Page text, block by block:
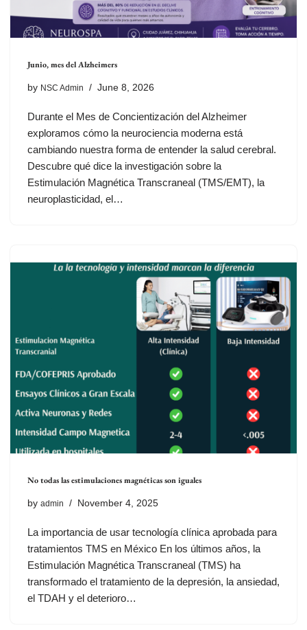
Junio, mes del Alzheimers
by NSC Admin June 8, 2026
Durante el Mes de Concientización del Alzheimer
exploramos cómo la neurociencia moderna está
cambiando nuestra forma de entender la salud cerebral.
Descubre qué dice la investigación sobre la
Estimulación Magnética Transcraneal (TMS/EMT), la
neuroplasticidad, el…
No todas las estimulaciones magnéticas son iguales
by admin November 4, 2025
La importancia de usar tecnología clínica aprobada para
tratamientos TMS en México En los últimos años, la
Estimulación Magnética Transcraneal (TMS) ha
transformado el tratamiento de la depresión, la ansiedad,
el TDAH y el deterioro…